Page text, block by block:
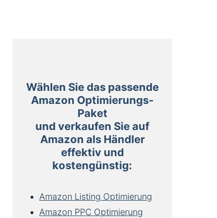
Wählen Sie das passende
Amazon Optimierungs-
Paket
und verkaufen Sie auf
Amazon als Händler
effektiv und
kostengünstig:
Amazon Listing Optimierung
Amazon PPC Optimierung